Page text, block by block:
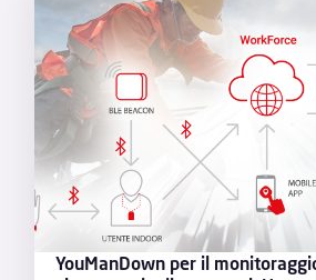
YouManDown per il